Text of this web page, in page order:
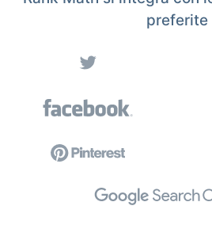
preferite